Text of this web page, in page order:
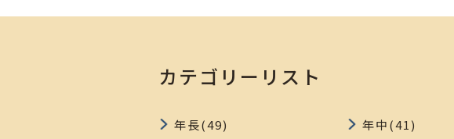
カテゴリーリスト
年長(49) 年中(41)